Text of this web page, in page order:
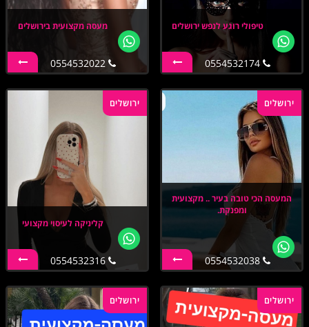
טיפולי רוגע לנפש ירושלים
0554532174
מעסה מקצועית בירושלים
0554532022
ירושלים
המעסה הכי טובה בעיר .. מקצועית
ומפנקת.
0554532038
ירושלים
קליניקה לעיסוי מקצועי
0554532316
ירושלים ירושלים